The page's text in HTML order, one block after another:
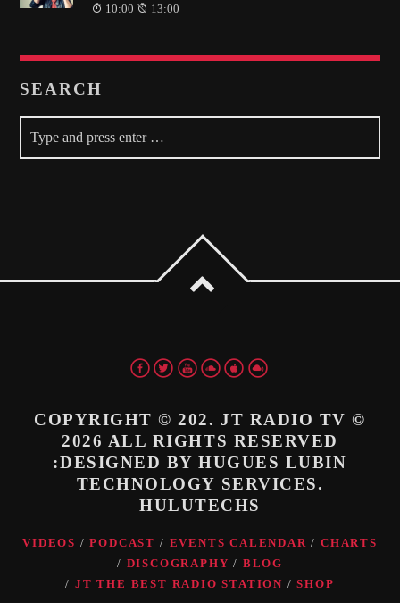
10:00 13:00
SEARCH
COPYRIGHT © 202. JT RADIO TV ©
2026 ALL RIGHTS RESERVED
:DESIGNED BY HUGUES LUBIN
TECHNOLOGY SERVICES.
HULUTECHS
VIDEOS PODCAST EVENTS CALENDAR
CHARTS
DISCOGRAPHY
BLOG
JT THE BEST RADIO STATION
SHOP